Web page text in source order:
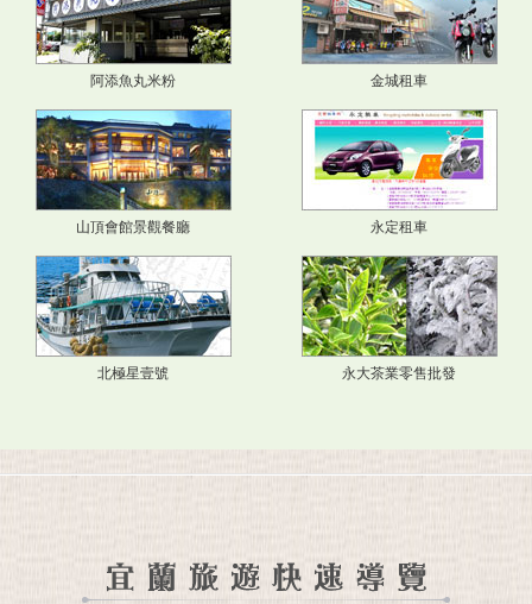
阿添魚丸米粉 金城租車
山頂會館景觀餐廳 永定租車
北極星壹號 永大茶業零售批發